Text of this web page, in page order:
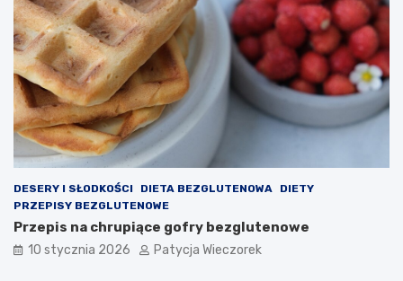
DESERY I SŁODKOŚCI DIETA BEZGLUTENOWA
DIETY
PRZEPISY BEZGLUTENOWE
Przepis na chrupiące gofry bezglutenowe
10 stycznia 2026 Patycja Wieczorek